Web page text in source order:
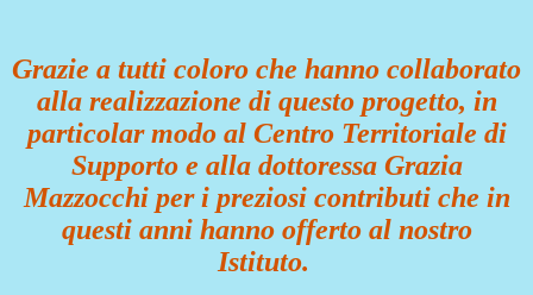
Grazie a tutti coloro che hanno collaborato
alla realizzazione di questo progetto, in
particolar modo al Centro Territoriale di
Supporto e alla dottoressa Grazia
Mazzocchi per i preziosi contributi che in
questi anni hanno offerto al nostro
Istituto.